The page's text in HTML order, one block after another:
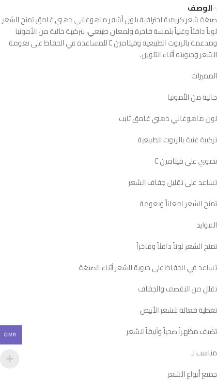
الوصف
صبغة شعر كريمية احترافية بلون أشقر ماهوغاني ذهبي غامق تمنح الشعر
لوناً دافئاً وغنياً بلمسة فاخرة ولمعان طبيعي، بتركيبة خالية من الأمونيا
ومدعمة بالزيوت الطبيعية وفيتامين C للمساعدة في الحفاظ على نعومة
الشعر وحيويته أثناء التلوين.
المميزات
خالية من الأمونيا
لون ماهوغاني ذهبي غامق ثابت
تركيبة غنية بالزيوت الطبيعية
تحتوي على فيتامين C
تساعد على تقليل جفاف الشعر
تمنح الشعر لمعاناً ونعومة
الفوايد
تمنح الشعر لوناً دافئاً وفاخراً
تساعد في الحفاظ على حيوية الشعر أثناء الصبغة
تقلل من التقصف والجفاف
تغطية فعالة للشعر الأبيض
تضيف مظهراً صحياً وأنيقاً للشعر
مناسب لـ
جميع أنواع الشعر
OMR